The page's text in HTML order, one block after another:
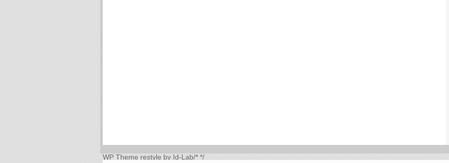
WP Theme restyle by Id-Lab/* */